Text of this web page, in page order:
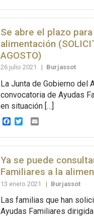
Se abre el plazo
alimentación
AGOSTO)
26 julio 2021 | Burjassot
La Junta de Gobierno del
convocatoria de Ayudas
en situación […]
Facebook
TwitterEmail
Ya se puede
Familiares a la
13 enero 2021 | Burjassot
Las familias que han
Ayudas Familiares